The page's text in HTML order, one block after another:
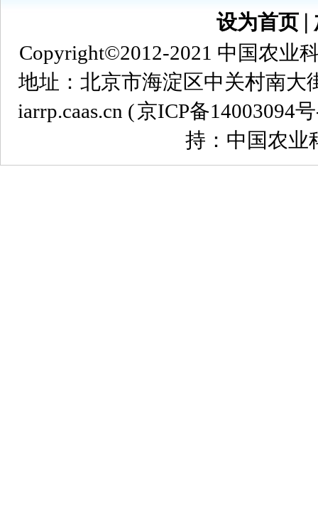
设为首页
Copyright©2012-2021 中国农业
地址：北京市海淀区中关村南大
iarrp.caas.cn (京ICP备14003094
持：中国农